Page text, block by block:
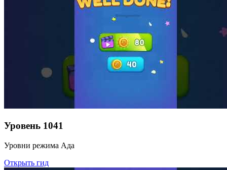
Уровень 1041
Уровни режима Ада
Открыть гид